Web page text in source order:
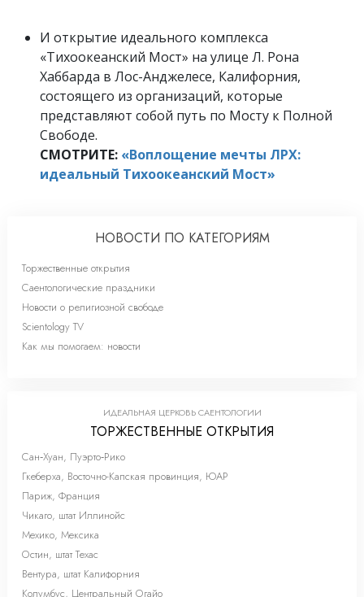
И открытие идеального комплекса
«Тихоокеанский Мост» на улице Л. Рона
Хаббарда в Лос-Анджелесе, Калифорния,
состоящего из организаций, которые
представляют собой путь по Мосту к Полной
Свободе.
СМОТРИТЕ: «Воплощение мечты ЛРХ:
идеальный Тихоокеанский Мост»
НОВОСТИ ПО КАТЕГОРИЯМ
Торжественные открытия
Саентологические праздники
Новости о религиозной свободе
Scientology TV
Как мы помогаем: новости
ИДЕАЛЬНАЯ ЦЕРКОВЬ САЕНТОЛОГИИ
ТОРЖЕСТВЕННЫЕ ОТКРЫТИЯ
Сан‑Хуан, Пуэрто‑Рико
Гкеберха, Восточно-Капская провинция, ЮАР
Париж, Франция
Чикаго, штат Иллинойс
Мехико, Мексика
Остин, штат Техас
Вентура, штат Калифорния
Колумбус, Центральный Огайо